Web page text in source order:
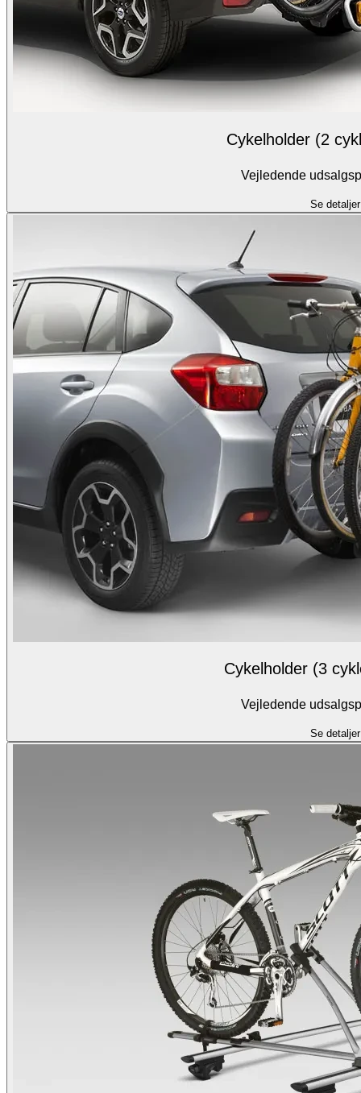
Cykelholder (2
Vejledende
Se detaljer
Cykelholder (3
Vejledende
Se detaljer